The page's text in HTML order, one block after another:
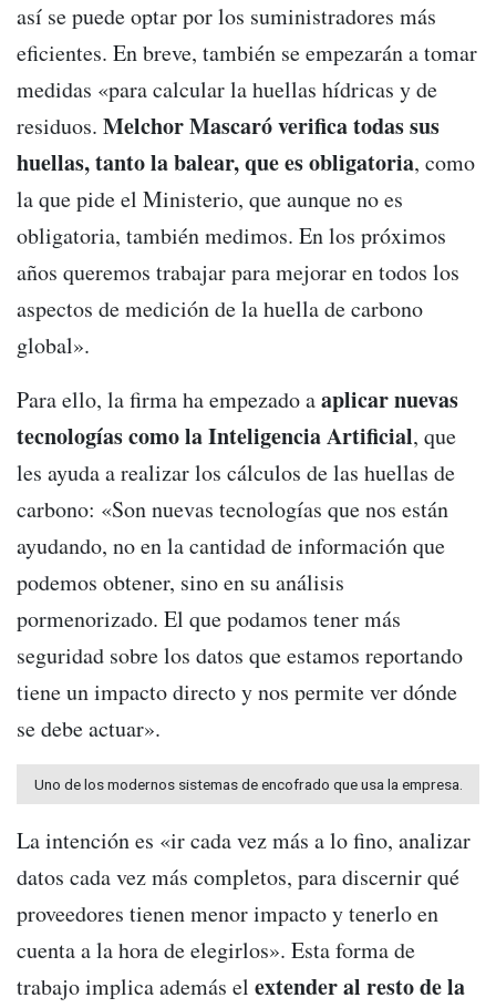
así se puede optar por los suministradores más
eficientes. En breve, también se empezarán a tomar
medidas «para calcular la huellas hídricas y de
residuos. Melchor Mascaró verifica todas sus
huellas, tanto la balear, que es obligatoria, como
la que pide el Ministerio, que aunque no es
obligatoria, también medimos. En los próximos
años queremos trabajar para mejorar en todos los
aspectos de medición de la huella de carbono
global».
Para ello, la firma ha empezado aaplicar nuevas
tecnologías como la Inteligencia Artificial, que
les ayuda a realizar los cálculos de las huellas de
carbono: «Son nuevas tecnologías que nos están
ayudando, no en la cantidad de información que
podemos obtener, sino en su análisis
pormenorizado. El que podamos tener más
seguridad sobre los datos que estamos reportando
tiene un impacto directo y nos permite ver dónde
se debe actuar».
Uno de los modernos sistemas de encofrado que usa la empresa.
La intención es «ir cada vez más a lo fino, analizar
datos cada vez más completos, para discernir qué
proveedores tienen menor impacto y tenerlo en
cuenta a la hora de elegirlos». Esta forma de
trabajo implica además el extender al resto de la